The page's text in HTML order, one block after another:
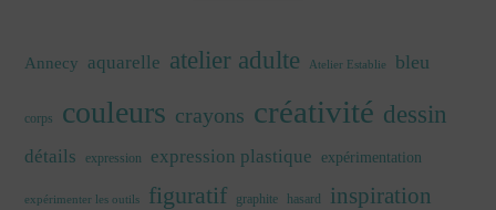
Annecy aquarelle atelier adulte Atelier Establie bleu
corps couleurs crayons créativité dessin
détails expression expression plastique expérimentation
expérimenter les outils figuratif graphite hasard inspiration